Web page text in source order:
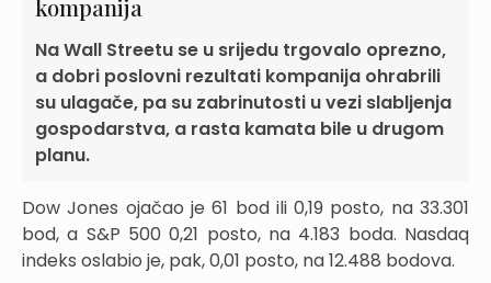
kompanija
Na Wall Streetu se u srijedu trgovalo oprezno,
a dobri poslovni rezultati kompanija ohrabrili
su ulagače, pa su zabrinutosti u vezi slabljenja
gospodarstva, a rasta kamata bile u drugom
planu.
Dow Jones ojačao je 61 bod ili 0,19 posto, na 33.301
bod, a S&P 500 0,21 posto, na 4.183 boda. Nasdaq
indeks oslabio je, pak, 0,01 posto, na 12.488 bodova.